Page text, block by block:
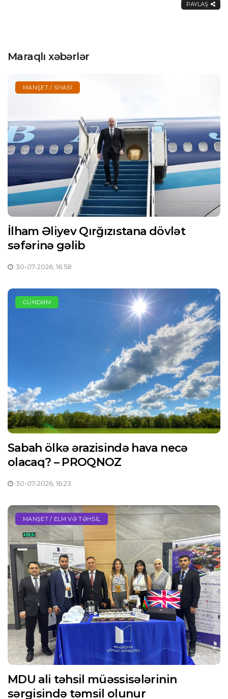
PAYLAŞ
Maraqlı xəbərlər
MANŞET / SIYASI
İlham Əliyev Qırğızıstana dövlət
səfərinə gəlib
30-07-2026, 16:58
GÜNDƏM
Sabah ölkə ərazisində hava necə
olacaq? – PROQNOZ
30-07-2026, 16:23
MANŞET / ELM VƏ TƏHSIL
MDU ali təhsil müəssisələrinin
sərgisində təmsil olunur